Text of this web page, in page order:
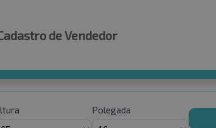
de Vendedor
Polegada